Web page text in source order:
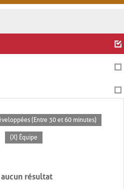
(Entre 30 et 60 minutes)
(X) Équipe
résultat